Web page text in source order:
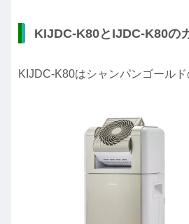
KIJDC-K80とIJDC-K80の
KIJDC-K80はシャンパンゴールド